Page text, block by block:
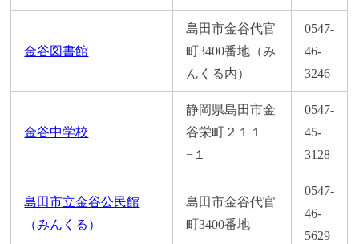
金谷図書館
島田市金谷代官
町3400番地（み
んくる内）
0547-
46-
3246
金谷中学校
静岡県島田市金
谷栄町２１１
−１
0547-
45-
3128
島田市立金谷公民館
（みんくる）
島田市金谷代官
町3400番地
0547-
46-
5629